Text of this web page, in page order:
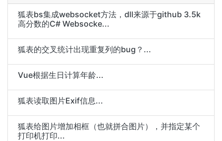
狐表bs集成websocket方法，dll来源于github 3.5k
高分数的C# Websocke...
狐表的交叉统计出现重复列的bug？...
Vue根据生日计算年龄...
狐表读取图片Exif信息...
狐表给图片增加相框（也就拼合图片），并指定某个
打印机打印...